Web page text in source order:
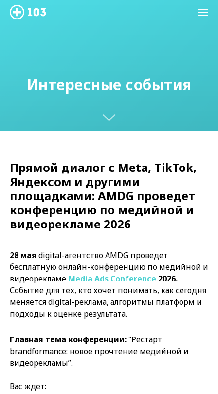
Интересные события
Прямой диалог с Meta, TikTok,
Яндексом и другими
площадками: AMDG проведет
конференцию по медийной и
видеорекламе 2026
28 мая digital-агентство AMDG проведет
бесплатную онлайн-конференцию по медийной и
видеорекламе Media Ads Conference 2026.
Событие для тех, кто хочет понимать, как сегодня
меняется digital-реклама, алгоритмы платформ и
подходы к оценке результата.
Главная тема конференции:“Рестарт
brandformance: новое прочтение медийной и
видеорекламы”.
Вас ждет: